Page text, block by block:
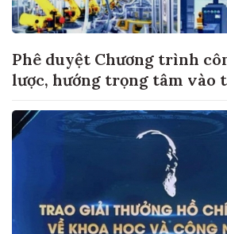
Phê duyệt Chương trình
lược, hướng trọng tâm vào